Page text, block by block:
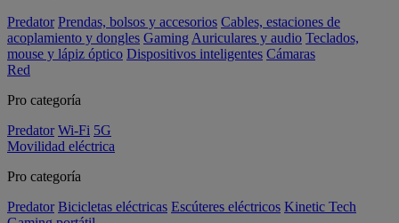
Predator Prendas, bolsos y accesorios Cables, estaciones de
acoplamiento y dongles Gaming Auriculares y audio Teclados,
mouse y lápiz óptico Dispositivos inteligentes Cámaras
Red
Pro categoría
Predator Wi-Fi 5G
Movilidad eléctrica
Pro categoría
Predator Bicicletas eléctricas Escúteres eléctricos Kinetic Tech